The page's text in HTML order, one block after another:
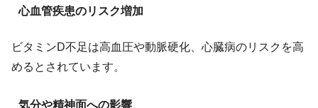
心血管疾患のリスク増加
ビタミンD不足は高血圧や動脈硬化、心臓病のリスクを高
めるとされています。
気分や精神面への影響